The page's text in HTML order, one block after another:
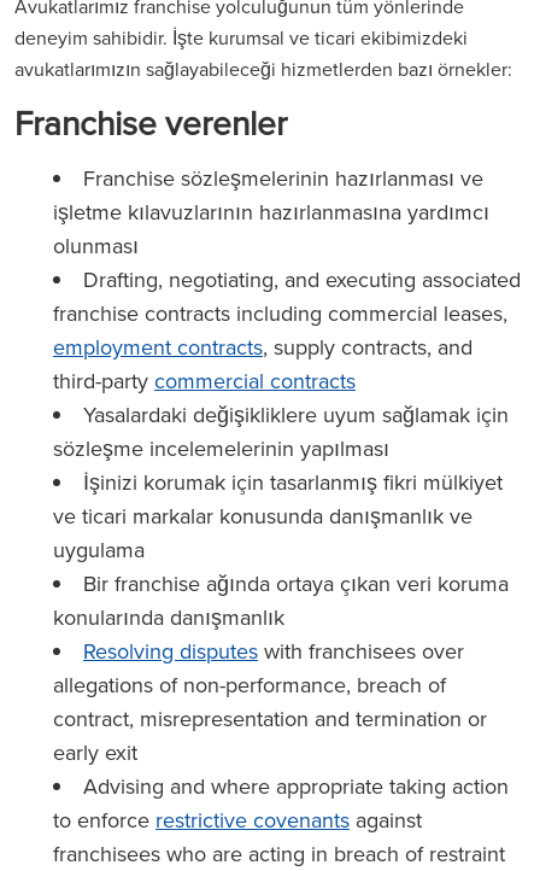
Avukatlarımız franchise yolculuğunun tüm yönlerinde
deneyim sahibidir. İşte kurumsal ve ticari ekibimizdeki
avukatlarımızın sağlayabileceği hizmetlerden bazı örnekler:
Franchise verenler
Franchise sözleşmelerinin hazırlanması ve
işletme kılavuzlarının hazırlanmasına yardımcı
olunması
Drafting, negotiating, and executing associated
franchise contracts including commercial leases,
employment contracts, supply contracts, and
third-party commercial contracts
Yasalardaki değişikliklere uyum sağlamak için
sözleşme incelemelerinin yapılması
İşinizi korumak için tasarlanmış fikri mülkiyet
ve ticari markalar konusunda danışmanlık ve
uygulama
Bir franchise ağında ortaya çıkan veri koruma
konularında danışmanlık
Resolving disputes with franchisees over
allegations of non-performance, breach of
contract, misrepresentation and termination or
early exit
Advising and where appropriate taking action
to enforce restrictive covenants against
franchisees who are acting in breach of restraint